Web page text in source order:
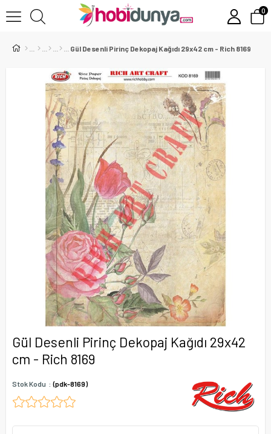
0
Gül Desenli Pirinç Dekopaj Kağıdı 29x42 cm - Rich 8169
Gül Desenli Pirinç Dekopaj Kağıdı 29x42
cm - Rich 8169
Stok Kodu (pdk-8169)